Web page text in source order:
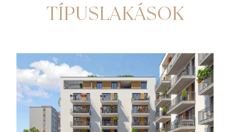
TÍPUSLAKÁSOK